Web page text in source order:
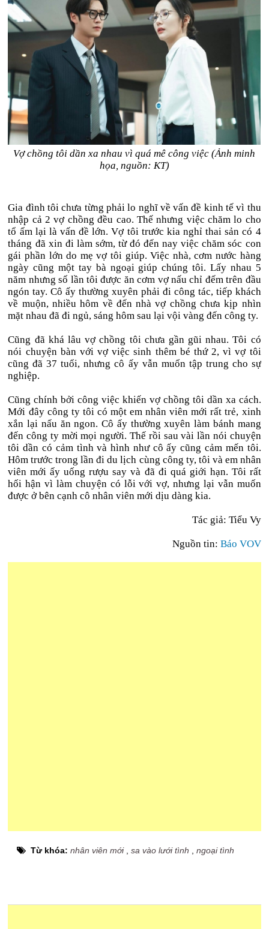
Vợ chồng tôi dần xa nhau vì quá mê công việc (Ảnh minh
họa, nguồn: KT)
Gia đình tôi chưa từng phải lo nghĩ về vấn đề kinh tế vì thu
nhập cả 2 vợ chồng đều cao. Thế nhưng việc chăm lo cho
tổ ấm lại là vấn đề lớn. Vợ tôi trước kia nghỉ thai sản có 4
tháng đã xin đi làm sớm, từ đó đến nay việc chăm sóc con
gái phần lớn do mẹ vợ tôi giúp. Việc nhà, cơm nước hàng
ngày cũng một tay bà ngoại giúp chúng tôi. Lấy nhau 5
năm nhưng số lần tôi được ăn cơm vợ nấu chỉ đếm trên đầu
ngón tay. Cô ấy thường xuyên phải đi công tác, tiếp khách
về muộn, nhiều hôm về đến nhà vợ chồng chưa kịp nhìn
mặt nhau đã đi ngủ, sáng hôm sau lại vội vàng đến công ty.
Cũng đã khá lâu vợ chồng tôi chưa gần gũi nhau. Tôi có
nói chuyện bàn với vợ việc sinh thêm bé thứ 2, vì vợ tôi
cũng đã 37 tuổi, nhưng cô ấy vẫn muốn tập trung cho sự
nghiệp.
Cũng chính bởi công việc khiến vợ chồng tôi dần xa cách.
Mới đây công ty tôi có một em nhân viên mới rất trẻ, xinh
xắn lại nấu ăn ngon. Cô ấy thường xuyên làm bánh mang
đến công ty mời mọi người. Thế rồi sau vài lần nói chuyện
tôi dần có cảm tình và hình như cô ấy cũng cảm mến tôi.
Hôm trước trong lần đi du lịch cùng công ty, tôi và em nhân
viên mới ấy uống rượu say và đã đi quá giới hạn. Tôi rất
hối hận vì làm chuyện có lỗi với vợ, nhưng lại vẫn muốn
được ở bên cạnh cô nhân viên mới dịu dàng kia.
Tác giả: Tiểu Vy
Nguồn tin: Báo VOV
Từ khóa:nhân viên mới,sa vào lưới tình ,ngoại tình